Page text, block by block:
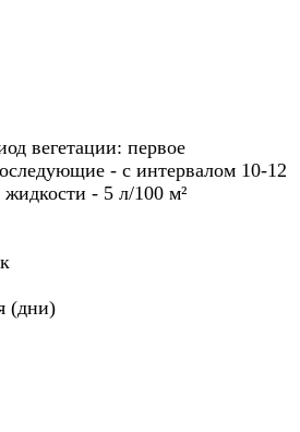
вегетации: первое
- с интервалом 10-12
- 5 л/100 м²
(дни)